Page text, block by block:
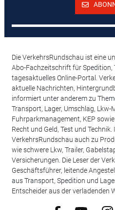
Die VerkehrsRundschau ist eine
Abo-Fachzeitschrift für Spedition,
tagesaktuelles Online-Portal.
aktuelle Nachrichten,
informiert unter anderem zu
Transport, Lager, Umschlag, Lkw-
Fuhrparkmanagement, KEP
Recht und Geld, Test und
VerkehrsRundschau auch zu
wie schwere Lkw, Trailer,
Versicherungen. Die Leser der
Geschäftsführer, leitende
aus Transport, Spedition und
Entscheider aus der verladenden